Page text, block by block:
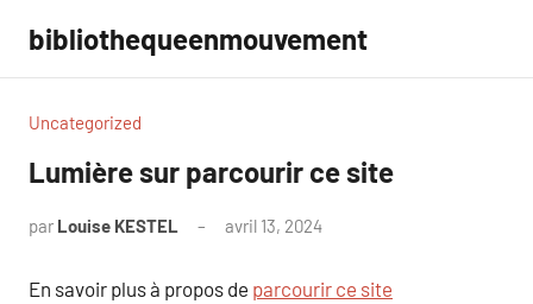
contenu
bibliothequeenmouvement
Uncategorized
Lumière sur parcourir ce site
par Louise KESTEL avril 13, 2024
En savoir plus à propos de parcourir ce site